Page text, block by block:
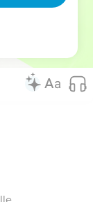
Pour vous procurer